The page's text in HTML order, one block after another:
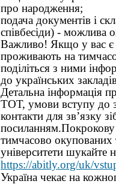
про народження;
подача документів і
співбесіди) - можлива
Важливо! Якщо у вас є
проживають на
поділіться з ними
до українських
Детальна інформація
ТОТ, умови вступу до
контакти для звʼязку
посиланням.Покрокову
тимчасово окупованих
університети шукайте
https://abitly.org/uk/
Україна чекає на